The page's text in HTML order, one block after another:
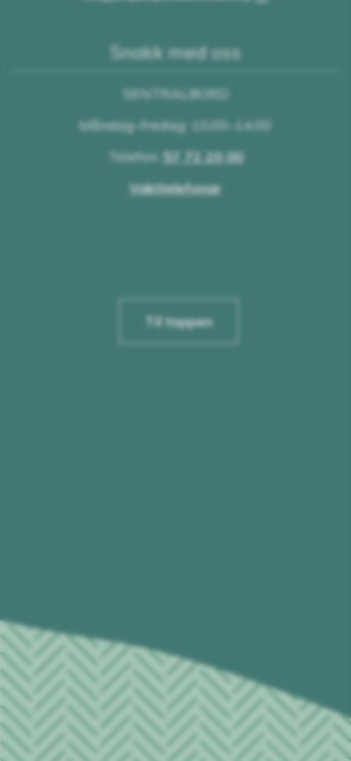
Snakk med oss
SENTRALBORD
Måndag–fredag: 10.00–14.00
Telefon: 57 72 20 00
Vakttelefonar
Til toppen